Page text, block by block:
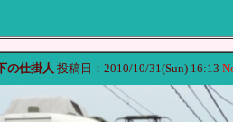
の仕掛人 投稿日：2010/10/31(Sun) 16:13